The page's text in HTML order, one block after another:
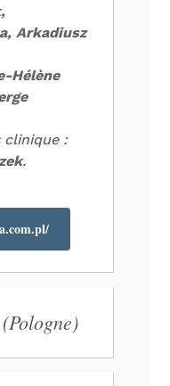
Arkadiusz
Hélène
clinique :
.
pl/